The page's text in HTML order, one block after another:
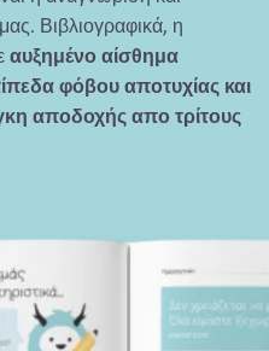
Βιβλιογραφικά, η
αυξημένο αίσθημα
φόβου αποτυχίας και
αποδοχής απο τρίτους